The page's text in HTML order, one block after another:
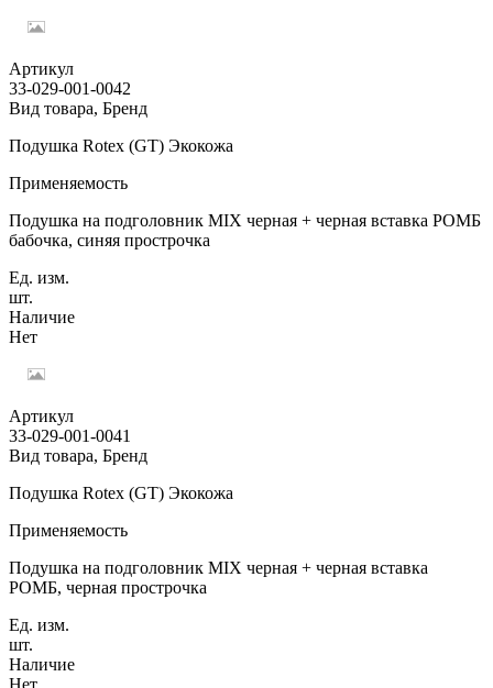
Артикул
33-029-001-0042
Вид товара, Бренд
Подушка Rotex (GT) Экокожа
Применяемость
Подушка на подголовник MIX черная + черная вставка РОМБ
бабочка, синяя прострочка
Ед. изм.
шт.
Наличие
Нет
Артикул
33-029-001-0041
Вид товара, Бренд
Подушка Rotex (GT) Экокожа
Применяемость
Подушка на подголовник MIX черная + черная вставка
РОМБ, черная прострочка
Ед. изм.
шт.
Наличие
Нет